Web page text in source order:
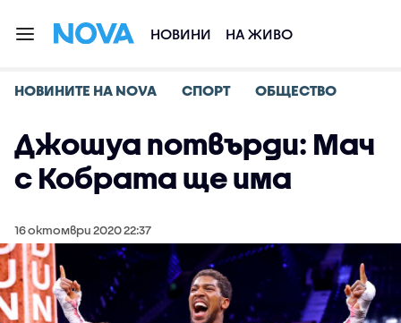
НОВИНИ НА ЖИВО
НОВИНИТЕ НА NOVA СПОРТ ОБЩЕСТВО
Джошуа потвърди: Мач
с Кобрата ще има
16 октомври 2020 22:37